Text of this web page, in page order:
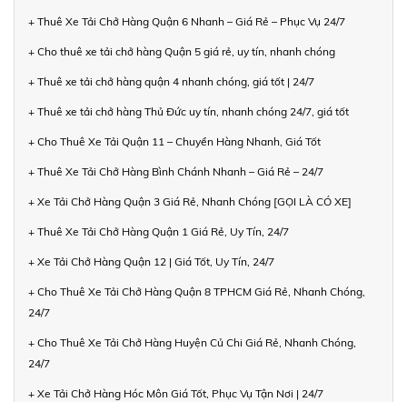
+ Thuê Xe Tải Chở Hàng Quận 6 Nhanh – Giá Rẻ – Phục Vụ 24/7
+ Cho thuê xe tải chở hàng Quận 5 giá rẻ, uy tín, nhanh chóng
+ Thuê xe tải chở hàng quận 4 nhanh chóng, giá tốt | 24/7
+ Thuê xe tải chở hàng Thủ Đức uy tín, nhanh chóng 24/7, giá tốt
+ Cho Thuê Xe Tải Quận 11 – Chuyển Hàng Nhanh, Giá Tốt
+ Thuê Xe Tải Chở Hàng Bình Chánh Nhanh – Giá Rẻ – 24/7
+ Xe Tải Chở Hàng Quận 3 Giá Rẻ, Nhanh Chóng [GỌI LÀ CÓ XE]
+ Thuê Xe Tải Chở Hàng Quận 1 Giá Rẻ, Uy Tín, 24/7
+ Xe Tải Chở Hàng Quận 12 | Giá Tốt, Uy Tín, 24/7
+ Cho Thuê Xe Tải Chở Hàng Quận 8 TPHCM Giá Rẻ, Nhanh Chóng,
24/7
+ Cho Thuê Xe Tải Chở Hàng Huyện Củ Chi Giá Rẻ, Nhanh Chóng,
24/7
+ Xe Tải Chở Hàng Hóc Môn Giá Tốt, Phục Vụ Tận Nơi | 24/7